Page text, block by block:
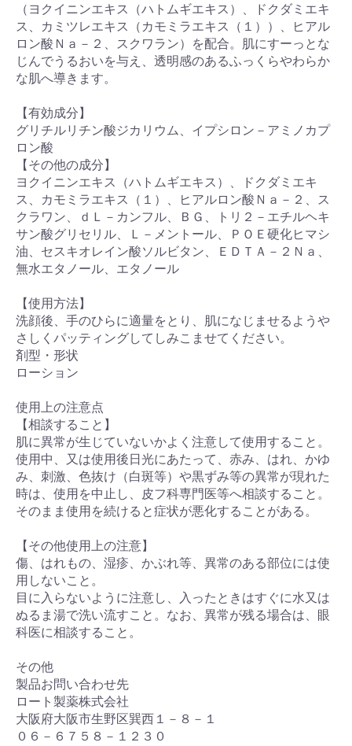
（ヨクイニンエキス（ハトムギエキス）、ドクダミエキ
ス、カミツレエキス（カモミラエキス（１））、ヒアル
ロン酸Ｎａ－２、スクワラン）を配合。肌にすーっとな
じんでうるおいを与え、透明感のあるふっくらやわらか
な肌へ導きます。
【有効成分】
グリチルリチン酸ジカリウム、イプシロン－アミノカプ
ロン酸
【その他の成分】
ヨクイニンエキス（ハトムギエキス）、ドクダミエキ
ス、カモミラエキス（１）、ヒアルロン酸Ｎａ－２、ス
クラワン、ｄＬ－カンフル、ＢＧ、トリ２－エチルヘキ
サン酸グリセリル、Ｌ－メントール、ＰＯＥ硬化ヒマシ
油、セスキオレイン酸ソルビタン、ＥＤＴＡ－２Ｎａ、
無水エタノール、エタノール
【使用方法】
洗顔後、手のひらに適量をとり、肌になじませるようや
さしくパッティングしてしみこませてください。
剤型・形状
ローション
使用上の注意点
【相談すること】
肌に異常が生じていないかよく注意して使用すること。
使用中、又は使用後日光にあたって、赤み、はれ、かゆ
み、刺激、色抜け（白斑等）や黒ずみ等の異常が現れた
時は、使用を中止し、皮フ科専門医等へ相談すること。
そのまま使用を続けると症状が悪化することがある。
【その他使用上の注意】
傷、はれもの、湿疹、かぶれ等、異常のある部位には使
用しないこと。
目に入らないように注意し、入ったときはすぐに水又は
ぬるま湯で洗い流すこと。なお、異常が残る場合は、眼
科医に相談すること。
その他
製品お問い合わせ先
ロート製薬株式会社
大阪府大阪市生野区巽西１－８－１
０６－６７５８－１２３０